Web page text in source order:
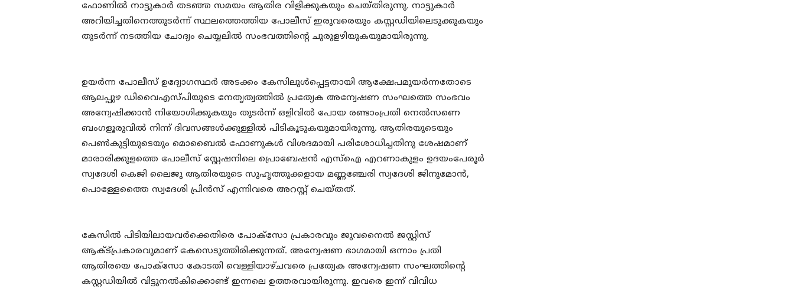
ഫോണില്‍ നാട്ടുകാര്‍ തടഞ്ഞ സമയം ആതിര വിളിക്കുകയും ചെയ്തിരുന്നു. നാട്ടുകാര്‍
അറിയിച്ചതിനെത്തുടര്‍ന്ന് സ്ഥലത്തെത്തിയ പോലീസ് ഇരുവരെയും കസ്റ്റഡിയിലെടുക്കുകയും
തുടര്‍ന്ന് നടത്തിയ ചോദ്യം ചെയ്യലില്‍ സംഭവത്തിന്റെ ചുരുളഴിയുകയുമായിരുന്നു.
ഉയര്‍ന്ന പോലീസ് ഉദ്യോഗസ്ഥര്‍ അടക്കം കേസിലുള്‍പ്പെട്ടതായി ആക്ഷേപമുയര്‍ന്നതോടെ
ആലപ്പുഴ ഡിവൈഎസ്പിയുടെ നേതൃത്വത്തില്‍ പ്രത്യേക അന്വേഷണ സംഘത്തെ സംഭവം
അന്വേഷിക്കാന്‍ നിയോഗിക്കുകയും തുടര്‍ന്ന് ഒളിവില്‍ പോയ രണ്ടാംപ്രതി നെല്‍സണെ
ബംഗളൂരുവില്‍ നിന്ന് ദിവസങ്ങള്‍ക്കുള്ളില്‍ പിടികൂടുകയുമായിരുന്നു. ആതിരയുടെയും
പെണ്‍കുട്ടിയുടെയും മൊബൈല്‍ ഫോണുകള്‍ വിശദമായി പരിശോധിച്ചതിനു ശേഷമാണ്
മാരാരിക്കുളത്തെ പോലീസ് സ്റ്റേഷനിലെ പ്രൊബേഷന്‍ എസ്ഐ എറണാകുളം ഉദയംപേരൂര്‍
സ്വദേശി കെജി ലൈജു ആതിരയുടെ സുഹൃത്തുക്കളായ മണ്ണഞ്ചേരി സ്വദേശി ജിനുമോന്‍,
പൊള്ളേത്തൈ സ്വദേശി പ്രിന്‍സ് എന്നിവരെ അറസ്റ്റ് ചെയ്തത്.
കേസില്‍ പിടിയിലായവര്‍ക്കെതിരെ പോക്സോ പ്രകാരവും ജുവനൈല്‍ ജസ്റ്റിസ്
ആക്ട്പ്രകാരവുമാണ് കേസെടുത്തിരിക്കുന്നത്. അന്വേഷണ ഭാഗമായി ഒന്നാം പ്രതി
ആതിരയെ പോക്സോ കോടതി വെള്ളിയാഴ്ചവരെ പ്രത്യേക അന്വേഷണ സംഘത്തിന്റെ
കസ്റ്റഡിയില്‍ വിട്ടുനല്‍കിക്കൊണ്ട് ഇന്നലെ ഉത്തരവായിരുന്നു. ഇവരെ ഇന്ന് വിവിധ